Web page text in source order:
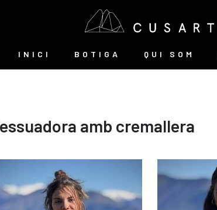
INICI BOTIGA QUI SOM
amb cremallera